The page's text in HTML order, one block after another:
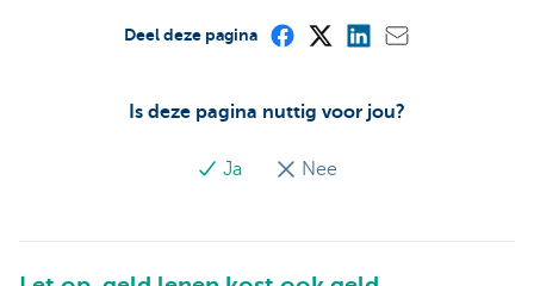
Is deze pagina nuttig voor jou?
Ja Nee
Deel deze pagina